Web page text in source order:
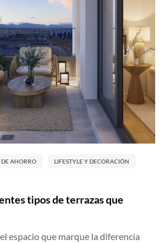
DE AHORRO LIFESTYLE Y DECORACIÓN
tipos de terrazas que
espacio que marque la diferencia